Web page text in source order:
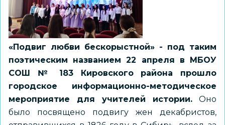
«Подвиг любви бескорыстной» - под таким
поэтическим названием 22 апреля в МБОУ
СОШ № 183 Кировского района прошло
городское информационно-методическое
мероприятие для учителей истории. Оно
было посвящено подвигу жен декабристов,